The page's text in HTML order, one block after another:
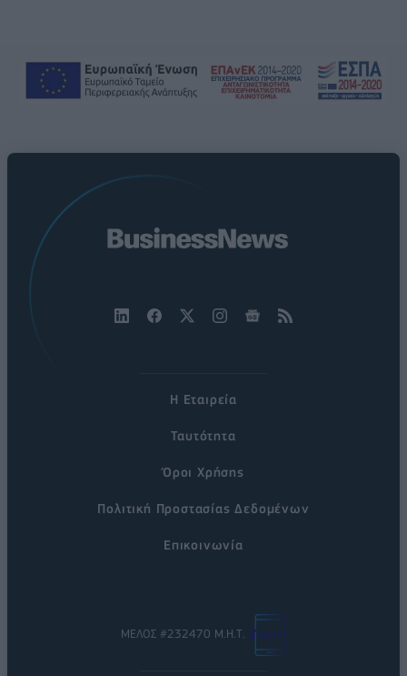
Η Εταιρεία
Ταυτότητα
Όροι Χρήσης
Πολιτική Προστασίας Δεδομένων
Επικοινωνία
ΜΕΛΟΣ #232470 Μ.Η.Τ.